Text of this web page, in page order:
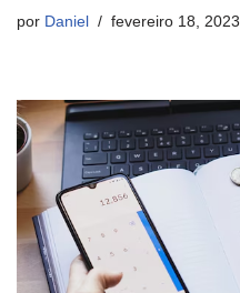
por Daniel fevereiro 18, 2023